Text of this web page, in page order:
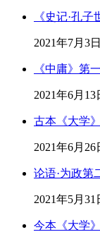
《史记·孔
2021年7月3日
《中庸》第
2021年6月13
古本《大学
2021年6月26
论语·为政第
2021年5月31
今本《大学